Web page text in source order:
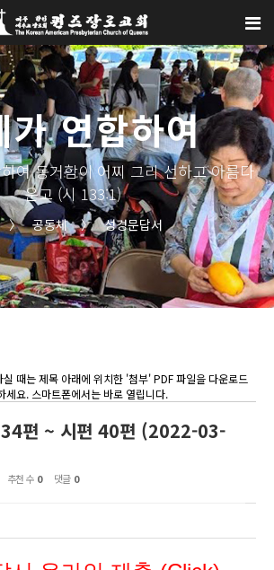
가 연합하여
여 동거함이 어찌 그리 선하고 아름다
운고 (시 133:1)
〉 공동체 〉 성경문답서
때는 제목 아래에 위치한 '첨부' PDF 파일을 다운로드
세요. 스마트폰에서는 바로 열립니다.
편 ~ 시편 40편 (2022-03-
추천 수 0 댓글 0